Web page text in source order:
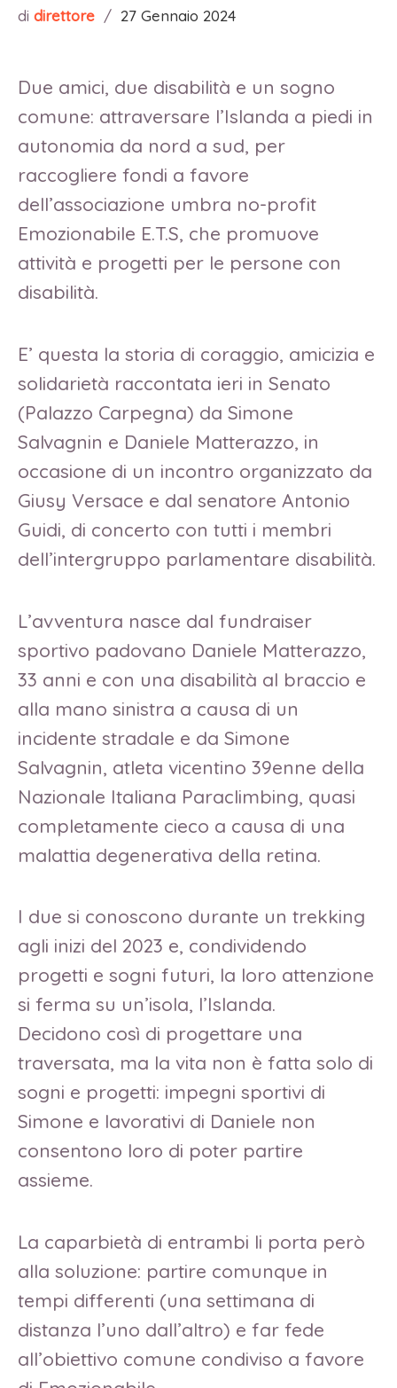
di direttore / 27 Gennaio 2024
Due amici, due disabilità e un sogno
comune: attraversare l’Islanda a piedi in
autonomia da nord a sud, per
raccogliere fondi a favore
dell’associazione umbra no-profit
Emozionabile E.T.S, che promuove
attività e progetti per le persone con
disabilità.
E’ questa la storia di coraggio, amicizia e
solidarietà raccontata ieri in Senato
(Palazzo Carpegna) da Simone
Salvagnin e Daniele Matterazzo, in
occasione di un incontro organizzato da
Giusy Versace e dal senatore Antonio
Guidi, di concerto con tutti i membri
dell’intergruppo parlamentare disabilità.
L’avventura nasce dal fundraiser
sportivo padovano Daniele Matterazzo,
33 anni e con una disabilità al braccio e
alla mano sinistra a causa di un
incidente stradale e da Simone
Salvagnin, atleta vicentino 39enne della
Nazionale Italiana Paraclimbing, quasi
completamente cieco a causa di una
malattia degenerativa della retina.
I due si conoscono durante un trekking
agli inizi del 2023 e, condividendo
progetti e sogni futuri, la loro attenzione
si ferma su un’isola, l’Islanda.
Decidono così di progettare una
traversata, ma la vita non è fatta solo di
sogni e progetti: impegni sportivi di
Simone e lavorativi di Daniele non
consentono loro di poter partire
assieme.
La caparbietà di entrambi li porta però
alla soluzione: partire comunque in
tempi differenti (una settimana di
distanza l’uno dall’altro) e far fede
all’obiettivo comune condiviso a favore